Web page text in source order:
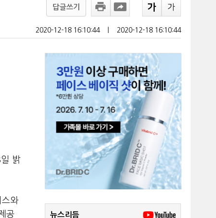
답글쓰기
2020-12-18 16:10:44 2020-12-18 16:10:44
밝
스와
공
뉴스리듬